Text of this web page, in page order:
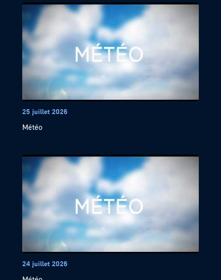
25 juillet 2026
Météo
24 juillet 2026